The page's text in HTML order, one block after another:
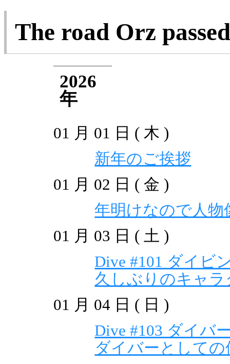
The road Orz
2026
年
01 月 01 日 ( 木 )
新年のご挨拶
01 月 02 日 ( 金 )
年明けなので人
01 月 03 日 ( 土 )
Dive #101 ダイビ
久しぶりのキャ
01 月 04 日 ( 日 )
Dive #103 ダイバ
ダイバーとしての